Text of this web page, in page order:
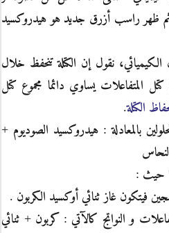
ظهر راسب أزرق جديد هو هيدروكسيد
الكيميائي، نقول إن الكتلة تنحفظ خلال
المتفاعلات يساوي دائما مجموع كتل
الكتلة.
بالمعادلة : هيدروكسيد الصوديوم +
حيث :
فيتكون غاز ثنائي أوكسيد الكربون .
و النواتج كالآتي : كربون + ثنائي